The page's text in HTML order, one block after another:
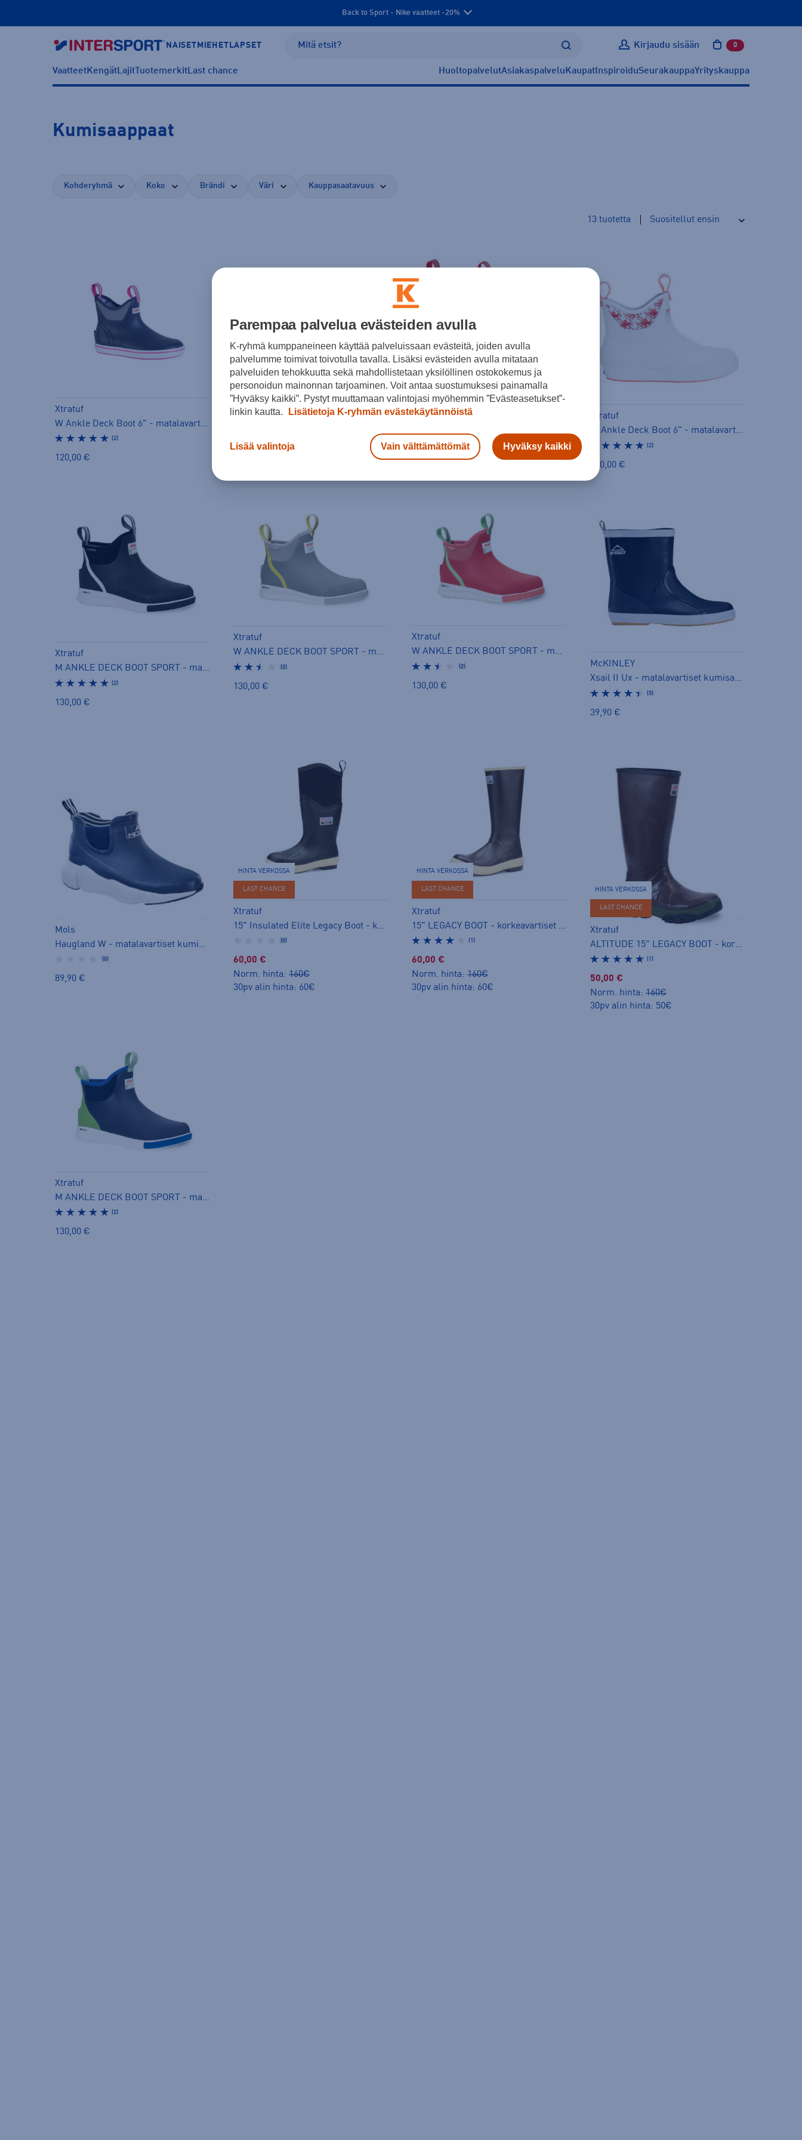
Back to Sport - Nike vaatteet -20%
NAISET MIEHET LAPSET Kirjaudu sisään 0 tuotetta
VaatteetKengätLajitTuotemerkitLast chance HuoltopalvelutAsiakaspalvelu Kaupat InspiroiduSeurakauppaYrityskauppa
Kumisaappaat
Kohderyhmä Koko Brändi Väri Kauppasaatavuus
13 tuotetta
Xtratuf
W Ankle Deck Boot 6" - matalavartiset kumisaappaat
(2)
120,00 €
Xtratuf
(0)
Xtratuf
M Ankle Deck Boot 6" - matalavartiset kumisaappaat
(0)
120,00 €
Xtratuf
W Ankle Deck Boot 6" - matalavartiset kumisaappaat
(2)
120,00 €
Xtratuf
M ANKLE DECK BOOT SPORT - matalavartiset kumisaappaat
(2)
130,00 €
Xtratuf
W ANKLE DECK BOOT SPORT - matalavartiset kumisaappaat
(2)
130,00 €
Xtratuf
W ANKLE DECK BOOT SPORT - matalavartiset kumisaappaat
(2)
130,00 €
McKINLEY
Xsail II Ux - matalavartiset kumisaappaat
(5)
39,90 €
Mols
Haugland W - matalavartiset kumisaappaat
(0)
89,90 €
HINTA VERKOSSA
LAST CHANCE
Xtratuf
15" Insulated Elite Legacy Boot - korkeavartiset kumisaappaat
(0)
60,00 €
Norm. hinta: 160€
30pv alin hinta: 60€
HINTA VERKOSSA
LAST CHANCE
Xtratuf
15" LEGACY BOOT - korkeavartiset kumisaappaat
(1)
60,00 €
Norm. hinta: 160€
30pv alin hinta: 60€
HINTA VERKOSSA
LAST CHANCE
Xtratuf
ALTITUDE 15" LEGACY BOOT - korkeavartiset kumisaappaat
(1)
50,00 €
Norm. hinta: 160€
30pv alin hinta: 50€
Xtratuf
M ANKLE DECK BOOT SPORT - matalavartiset kumisaappaat
(2)
130,00 €
Parempaa palvelua evästeiden avulla
K-ryhmä kumppaneineen käyttää palveluissaan evästeitä, joiden avulla
palvelumme toimivat toivotulla tavalla. Lisäksi evästeiden avulla mitataan
palveluiden tehokkuutta sekä mahdollistetaan yksilöllinen ostokokemus ja
personoidun mainonnan tarjoaminen. Voit antaa suostumuksesi painamalla
”Hyväksy kaikki”. Pystyt muuttamaan valintojasi myöhemmin ”Evästeasetukset”-
linkin kautta.
Lisätietoja K-ryhmän evästekäytännöistä
Lisää valintoja Vain välttämättömät Hyväksy kaikki